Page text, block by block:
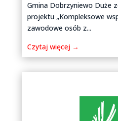
Gmina Dobrzyniewo Duże
projektu „Kompleksowe
zawodowe osób z...
Czytaj więcej →